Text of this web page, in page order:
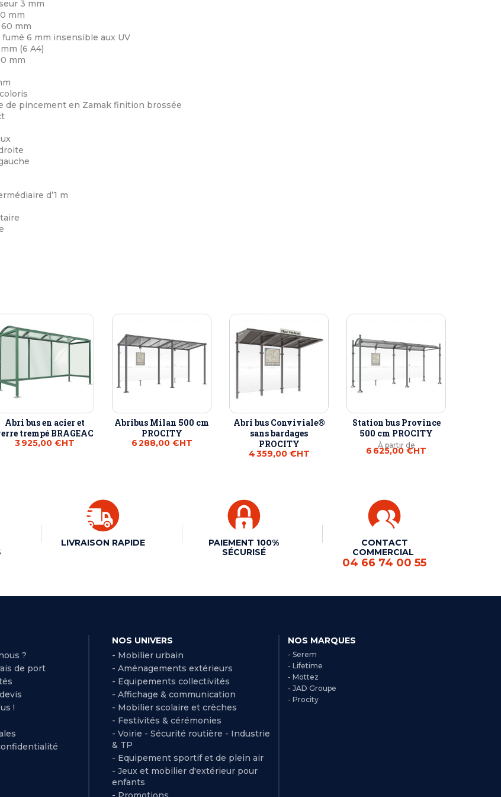
3 mm
mm
mm
6 mm insensible aux UV
(6 A4)
mm
de pincement en Zamak finition brossée
d’1 m
Abri bus en acier et
trempé BRAGEAC
3 925,00 €HT
Abribus Milan 500 cm
PROCITY
6 288,00 €HT
Abri bus Conviviale®
sans bardages
PROCITY
4 359,00 €HT
Station bus Province
500 cm PROCITY
À partir de
6 625,00 €HT
LIVRAISON RAPIDE
PAIEMENT 100%
SÉCURISÉ
CONTACT
COMMERCIAL
04 66 74 00 55
?
de port
!
NOS UNIVERS
- Mobilier urbain
- Aménagements extérieurs
- Equipements collectivités
- Affichage & communication
- Mobilier scolaire et crèches
- Festivités & cérémonies
- Voirie - Sécurité routière - Industrie
& TP
- Equipement sportif et de plein air
- Jeux et mobilier d'extérieur pour
enfants
NOS MARQUES
- Serem
- Lifetime
- Mottez
- JAD Groupe
- Procity